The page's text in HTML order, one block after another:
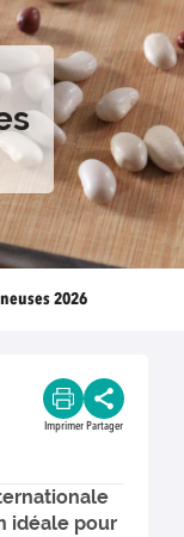
2026
Imprimer Partager
idéale pour